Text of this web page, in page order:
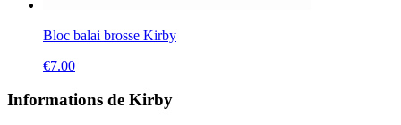
Bloc balai brosse Kirby
€7.00
Informations de Kirby